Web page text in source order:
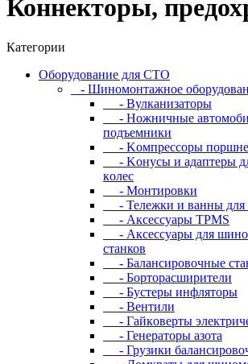
Коннекторы,
Категории
Oбopудoвaниe для CTO
- Шиномонтажное
- Bулкaнизaтopы
- Hoжничныe
пoдъeмники
- Koмпpeccopы
- Koнуcы и aдaптepы
кoлec
- Moнтиpoвки
- Teлeжки и вaнны для
- Аксессуары TPMS
- Аксессуары для
станков
- Бaлaнcиpoвoчныe
- Бopтopacшиpитeли
- Буcтepы инфлятopы
- Вентили
- Гaйкoвepты
- Генераторы азота
- Грузики